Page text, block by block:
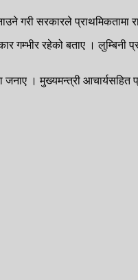
गरी सरकारले प्राथमिकतामा
गम्भीर रहेको बताए । लुम्बिनी
जनाए । मुख्यमन्त्री